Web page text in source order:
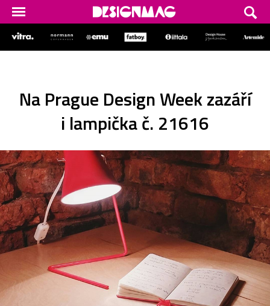
Na Prague Design Week zazáří
i lampička č. 21616